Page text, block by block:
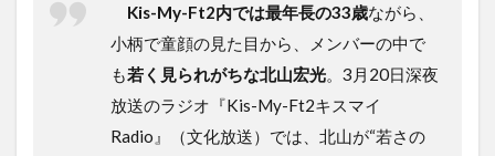
Kis-My-Ft2内では最年長の33歳ながら、
小柄で童顔の見た目から、メンバーの中で
も若く見られがちな北山宏光。3月20日深夜
放送のラジオ『Kis-My-Ft2キスマイ
Radio』（文化放送）では、北山が“若さの